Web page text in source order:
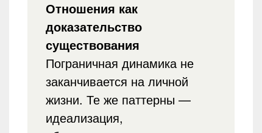
Отношения как
доказательство
существования
Пограничная динамика не
заканчивается на личной
жизни. Те же паттерны —
идеализация,